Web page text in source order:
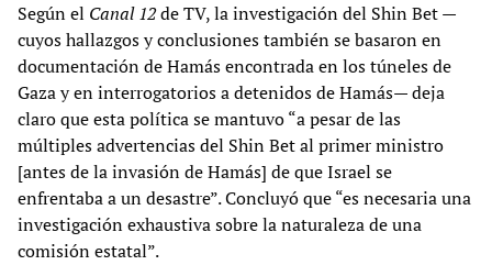
Según el Canal 12de TV, la investigación del Shin Bet —
cuyos hallazgos y conclusiones también se basaron en
documentación de Hamás encontrada en los túneles de
Gaza y en interrogatorios a detenidos de Hamás— deja
claro que esta política se mantuvo “a pesar de las
múltiples advertencias del Shin Bet al primer ministro
[antes de la invasión de Hamás] de que Israel se
enfrentaba a un desastre”. Concluyó que “es necesaria una
investigación exhaustiva sobre la naturaleza de una
comisión estatal”.